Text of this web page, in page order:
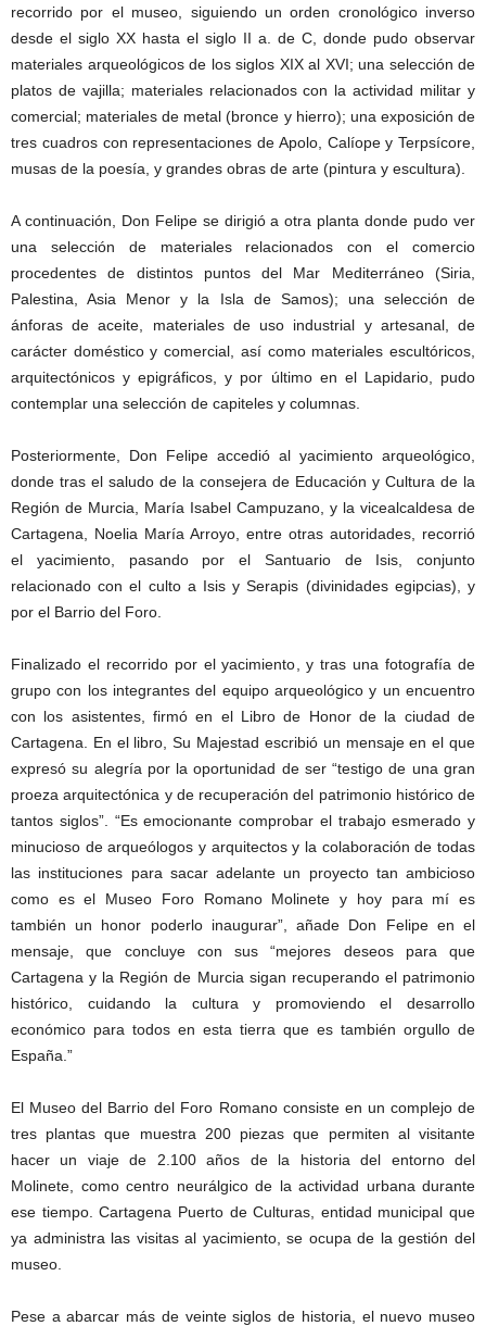
recorrido por el museo, siguiendo un orden cronológico inverso
desde el siglo XX hasta el siglo II a. de C, donde pudo observar
materiales arqueológicos de los siglos XIX al XVI; una selección de
platos de vajilla; materiales relacionados con la actividad militar y
comercial; materiales de metal (bronce y hierro); una exposición de
tres cuadros con representaciones de Apolo, Calíope y Terpsícore,
musas de la poesía, y grandes obras de arte (pintura y escultura).
A continuación, Don Felipe se dirigió a otra planta donde pudo ver
una selección de materiales relacionados con el comercio
procedentes de distintos puntos del Mar Mediterráneo (Siria,
Palestina, Asia Menor y la Isla de Samos); una selección de
ánforas de aceite, materiales de uso industrial y artesanal, de
carácter doméstico y comercial, así como materiales escultóricos,
arquitectónicos y epigráficos, y por último en el Lapidario, pudo
contemplar una selección de capiteles y columnas.
Posteriormente, Don Felipe accedió al yacimiento arqueológico,
donde tras el saludo de la consejera de Educación y Cultura de la
Región de Murcia, María Isabel Campuzano, y la vicealcaldesa de
Cartagena, Noelia María Arroyo, entre otras autoridades, recorrió
el yacimiento, pasando por el Santuario de Isis, conjunto
relacionado con el culto a Isis y Serapis (divinidades egipcias), y
por el Barrio del Foro.
Finalizado el recorrido por el yacimiento, y tras una fotografía de
grupo con los integrantes del equipo arqueológico y un encuentro
con los asistentes, firmó en el Libro de Honor de la ciudad de
Cartagena. En el libro, Su Majestad escribió un mensaje en el que
expresó su alegría por la oportunidad de ser “testigo de una gran
proeza arquitectónica y de recuperación del patrimonio histórico de
tantos siglos”. “Es emocionante comprobar el trabajo esmerado y
minucioso de arqueólogos y arquitectos y la colaboración de todas
las instituciones para sacar adelante un proyecto tan ambicioso
como es el Museo Foro Romano Molinete y hoy para mí es
también un honor poderlo inaugurar”, añade Don Felipe en el
mensaje, que concluye con sus “mejores deseos para que
Cartagena y la Región de Murcia sigan recuperando el patrimonio
histórico, cuidando la cultura y promoviendo el desarrollo
económico para todos en esta tierra que es también orgullo de
España.”
El Museo del Barrio del Foro Romano consiste en un complejo de
tres plantas que muestra 200 piezas que permiten al visitante
hacer un viaje de 2.100 años de la historia del entorno del
Molinete, como centro neurálgico de la actividad urbana durante
ese tiempo. Cartagena Puerto de Culturas, entidad municipal que
ya administra las visitas al yacimiento, se ocupa de la gestión del
museo.
Pese a abarcar más de veinte siglos de historia, el nuevo museo